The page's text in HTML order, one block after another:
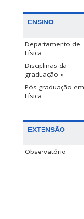
ENSINO
Departamento de
Física
Disciplinas da
graduação »
Pós-graduação em
Física
EXTENSÃO
Observatório